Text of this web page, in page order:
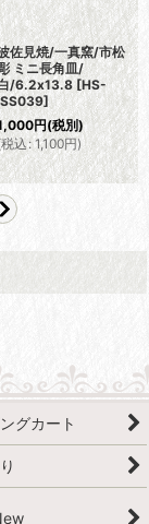
佐見焼/一真窯/市松
ミニ長角皿/
/6.2x13.8 [HS-
]
円(税別)
税込: 1,100円)
グカート